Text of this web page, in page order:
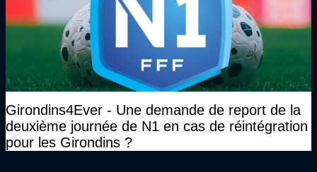
Girondins4Ever - Une demande de report de la
deuxième journée de N1 en cas de réintégration
pour les Girondins ?